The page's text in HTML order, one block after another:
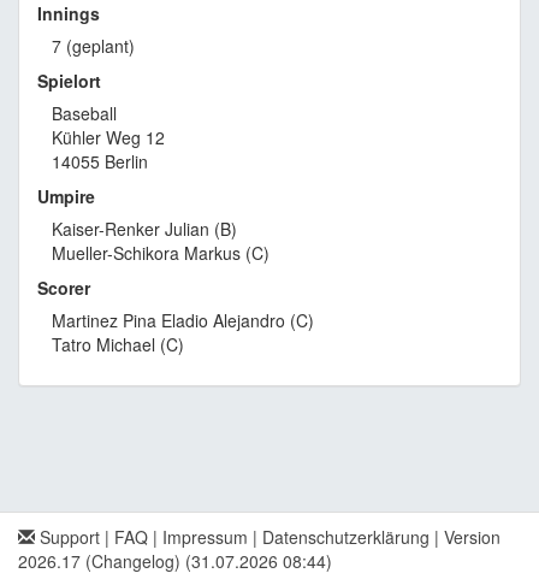
Innings
7 (geplant)
Spielort
Baseball
Kühler Weg 12
14055 Berlin
Umpire
Kaiser-Renker Julian (B)
Mueller-Schikora Markus (C)
Scorer
Martinez Pina Eladio Alejandro (C)
Tatro Michael (C)
Support | FAQ | Impressum | Datenschutzerklärung | Version
2026.17 (Changelog) (31.07.2026 08:44)